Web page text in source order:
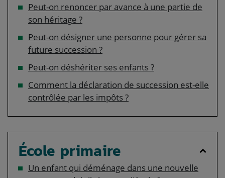
Peut-on renoncer par avance à une partie de
son héritage ?
Peut-on désigner une personne pour gérer sa
future succession ?
Peut-on déshériter ses enfants ?
Comment la déclaration de succession est-elle
contrôlée par les impôts ?
École primaire
Un enfant qui déménage dans une nouvelle